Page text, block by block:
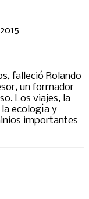
falleció Rolando
un formador
Los viajes, la
ecología y
importantes